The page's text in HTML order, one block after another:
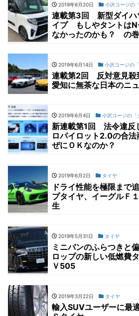
2019年6月20日 小沢コージの
連載第3回 新型ダイハ
イプ もしやタントは
なかったのかも？ の巻
2019年6月14日 小沢コージの
連載第2回 反対意見
愛知に無茶な日本のニ
2019年6月4日 小沢コージの「
新連載第1回 法令違
ロパイロット2.0の合
ぜにＯＫなのか？
2019年6月2日 タイヤ
ドライ性能を極限まで
プタイヤ、イーグルＦ
生
2019年5月31日 タイヤ
ミニバンのふらつきと
ロップの新しい低燃費
Ｖ505
2019年3月22日 タイヤ
輸入SUVユーザーに最